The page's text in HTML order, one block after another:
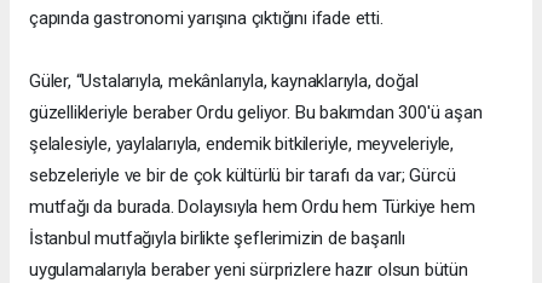
çapında gastronomi yarışına çıktığını ifade etti.
Güler, “Ustalarıyla, mekânlarıyla, kaynaklarıyla, doğal
güzellikleriyle beraber Ordu geliyor. Bu bakımdan 300'ü aşan
şelalesiyle, yaylalarıyla, endemik bitkileriyle, meyveleriyle,
sebzeleriyle ve bir de çok kültürlü bir tarafı da var; Gürcü
mutfağı da burada. Dolayısıyla hem Ordu hem Türkiye hem
İstanbul mutfağıyla birlikte şeflerimizin de başarılı
uygulamalarıyla beraber yeni sürprizlere hazır olsun bütün